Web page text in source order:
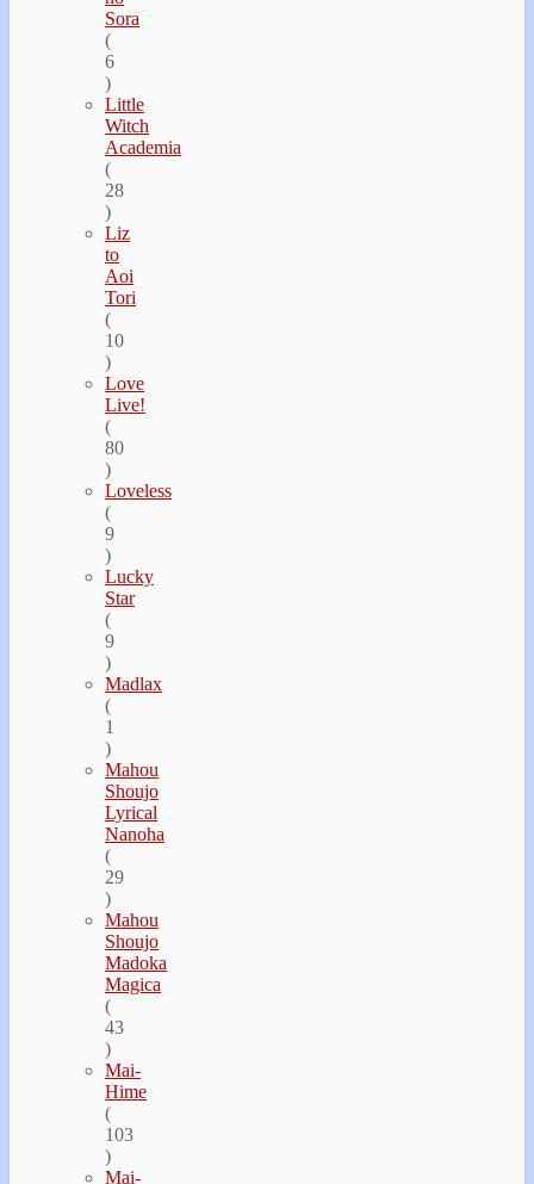
Sora
(
6
)
Little
Witch
Academia
(
28
)
Liz
to
Aoi
Tori
(
10
)
Love
Live!
(
80
)
Loveless
(
9
)
Lucky
Star
(
9
)
Madlax
(
1
)
Mahou
Shoujo
Lyrical
Nanoha
(
29
)
Mahou
Shoujo
Madoka
Magica
(
43
)
Mai-
Hime
(
103
)
Mai-